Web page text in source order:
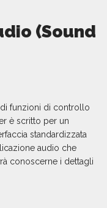
(Sound
funzioni di controllo
è scritto per un
standardizzata
audio che
conoscerne i dettagli